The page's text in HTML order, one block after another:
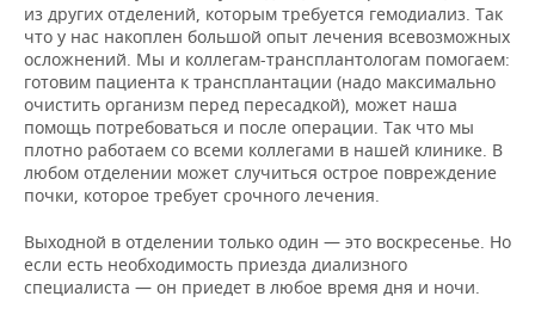
из других отделений, которым требуется гемодиализ. Так
что у нас накоплен большой опыт лечения всевозможных
осложнений. Мы и коллегам-трансплантологам помогаем:
готовим пациента к трансплантации (надо максимально
очистить организм перед пересадкой), может наша
помощь потребоваться и после операции. Так что мы
плотно работаем со всеми коллегами в нашей клинике. В
любом отделении может случиться острое повреждение
почки, которое требует срочного лечения.
Выходной в отделении только один — это воскресенье. Но
если есть необходимость приезда диализного
специалиста — он приедет в любое время дня и ночи.